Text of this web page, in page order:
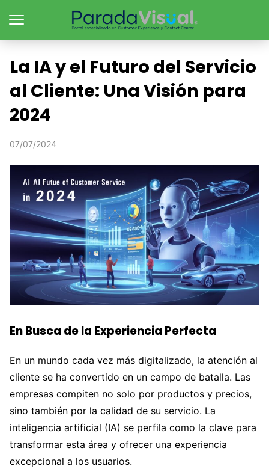
La IA y el Futuro del Servicio
al Cliente: Una Visión para
2024
07/07/2024
En Busca de la Experiencia Perfecta
En un mundo cada vez más digitalizado, la atención al
cliente se ha convertido en un campo de batalla. Las
empresas compiten no solo por productos y precios,
sino también por la calidad de su servicio. La
inteligencia artificial (IA) se perfila como la clave para
transformar esta área y ofrecer una experiencia
excepcional a los usuarios.